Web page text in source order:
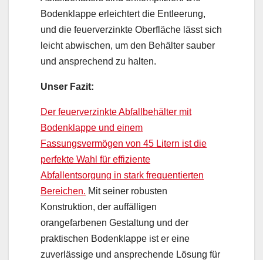
Bodenklappe erleichtert die Entleerung,
und die feuerverzinkte Oberfläche lässt sich
leicht abwischen, um den Behälter sauber
und ansprechend zu halten.
Unser Fazit:
Der feuerverzinkte Abfallbehälter mit
Bodenklappe und einem
Fassungsvermögen von 45 Litern ist die
perfekte Wahl für effiziente
Abfallentsorgung in stark frequentierten
Bereichen. Mit seiner robusten
Konstruktion, der auffälligen
orangefarbenen Gestaltung und der
praktischen Bodenklappe ist er eine
zuverlässige und ansprechende Lösung für